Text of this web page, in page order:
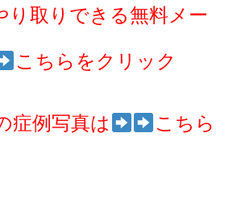
り取りできる無料メー
こちらをクリック
症例写真は こちら